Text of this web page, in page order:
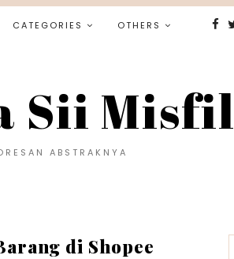
CATEGORIES OTHERS
Sii Misfil
ABSTRAKNYA
di Shopee